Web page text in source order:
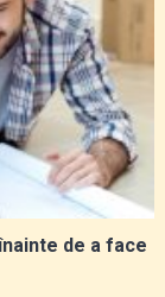
de a face